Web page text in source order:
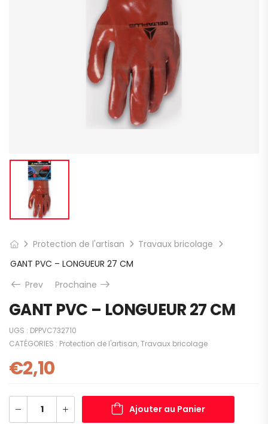
Protection de l'artisan
Travaux bricolage
GANT PVC – LONGUEUR 27 CM
Prev
Prochaine
GANT PVC – LONGUEUR 27 CM
UGS : DPPVC732710
CATÉGORIES : Protection de l'artisan,Travaux bricolage
€2,10
Ajouter au Panier